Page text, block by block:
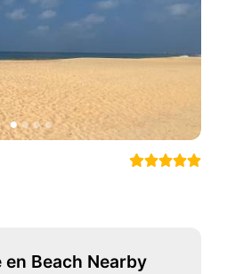
Beach Nearby